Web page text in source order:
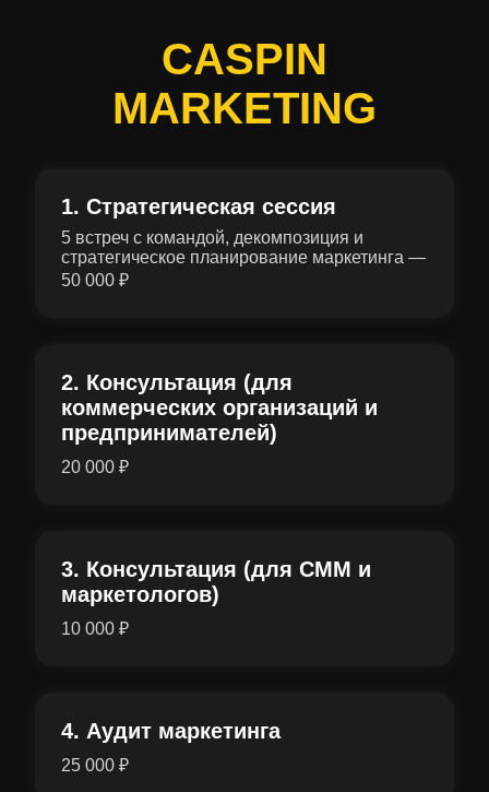
CASPIN
MARKETING
1. Стратегическая сессия
5 встреч с командой, декомпозиция и
стратегическое планирование маркетинга —
50 000 ₽
2. Консультация (для
коммерческих организаций и
предпринимателей)
20 000 ₽
3. Консультация (для СММ и
маркетологов)
10 000 ₽
4. Аудит маркетинга
25 000 ₽